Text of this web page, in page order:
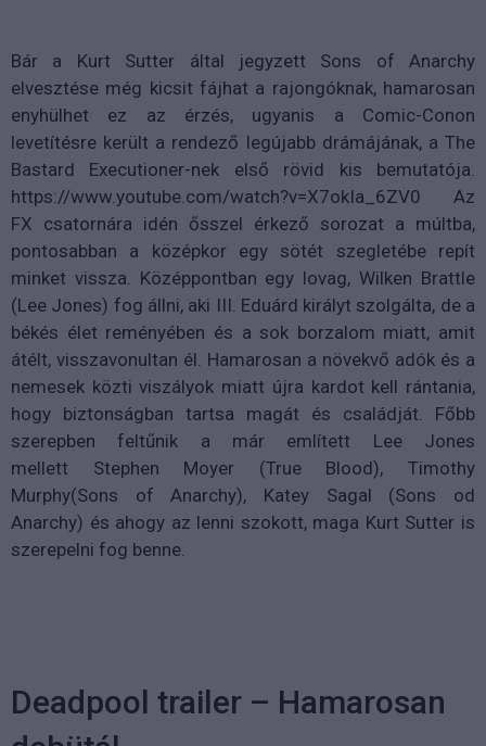
Bár a Kurt Sutter által jegyzett Sons of Anarchy
elvesztése még kicsit fájhat a rajongóknak, hamarosan
enyhülhet ez az érzés, ugyanis a Comic-Conon
levetítésre került a rendező legújabb drámájának, a The
Bastard Executioner-nek első rövid kis bemutatója.
https://www.youtube.com/watch?v=X7okIa_6ZV0 Az
FX csatornára idén ősszel érkező sorozat a múltba,
pontosabban a középkor egy sötét szegletébe repít
minket vissza. Középpontban egy lovag, Wilken Brattle
(Lee Jones) fog állni, aki III. Eduárd királyt szolgálta, de a
békés élet reményében és a sok borzalom miatt, amit
átélt, visszavonultan él. Hamarosan a növekvő adók és a
nemesek közti viszályok miatt újra kardot kell rántania,
hogy biztonságban tartsa magát és családját. Főbb
szerepben feltűnik a már említett Lee Jones
mellett Stephen Moyer (True Blood), Timothy
Murphy(Sons of Anarchy), Katey Sagal (Sons od
Anarchy) és ahogy az lenni szokott, maga Kurt Sutter is
szerepelni fog benne.
Deadpool trailer – Hamarosan